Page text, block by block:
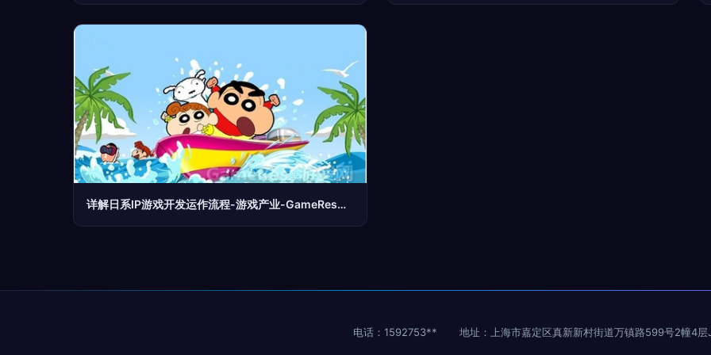
详解日系IP游戏开发运作流程-游戏产业-GameRes游资网
电话：1592753** 地址：上海市嘉定区真新新村街道万镇路599号2幢4层